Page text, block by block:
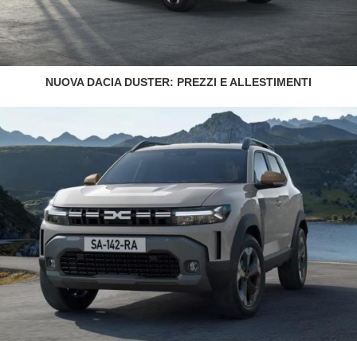
NUOVA DACIA DUSTER: PREZZI E ALLESTIMENTI